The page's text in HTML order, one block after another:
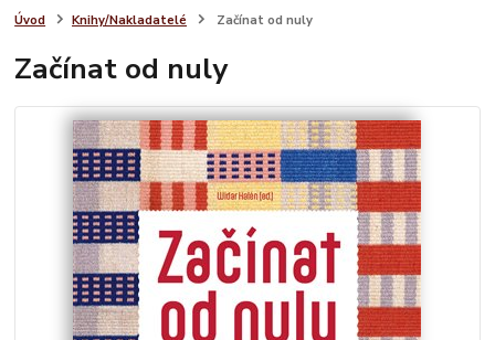
Úvod Knihy/Nakladatelé Začínat od nuly
Začínat od nuly